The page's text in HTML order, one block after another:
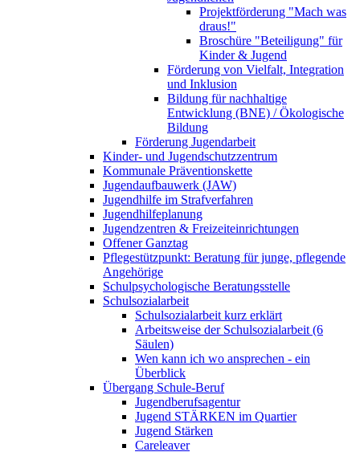
Projektförderung "Mach was
draus!"
Broschüre "Beteiligung" für
Kinder & Jugend
Förderung von Vielfalt, Integration
und Inklusion
Bildung für nachhaltige
Entwicklung (BNE) / Ökologische
Bildung
Förderung Jugendarbeit
Kinder- und Jugendschutzzentrum
Kommunale Präventionskette
Jugendaufbauwerk (JAW)
Jugendhilfe im Strafverfahren
Jugendhilfeplanung
Jugendzentren & Freizeiteinrichtungen
Offener Ganztag
Pflegestützpunkt: Beratung für junge, pflegende
Angehörige
Schulpsychologische Beratungsstelle
Schulsozialarbeit
Schulsozialarbeit kurz erklärt
Arbeitsweise der Schulsozialarbeit (6
Säulen)
Wen kann ich wo ansprechen - ein
Überblick
Übergang Schule-Beruf
Jugendberufsagentur
Jugend STÄRKEN im Quartier
Jugend Stärken
Careleaver